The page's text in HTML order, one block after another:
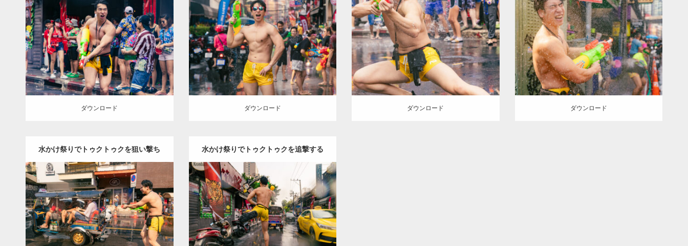
2023.05.20
Category:ソンクランのマッチョ in バ
ンコク(タイ) オレンジの人 SOSUKE バ
ンコク(タイ)
ダウンロード
ダウンロード
型写真)
Update:2023.05.20
Category:ソンクランのマッチョ in バ
ンコク(タイ) オレンジの人 SOSUKE 大
胸筋 バンコク(タイ)
ダウンロード
ダウンロード
型写真)
Update:2023.05.20
Category:ソンクランのマッチョ in バ
ンコク(タイ)
オレンジの人 SOSUKE バ
ンコク(タイ)
ダウンロード
ダウンロード
Update:2023.05.20
Category:ソンクランのマッチョ in バ
ンコク(タイ) オレンジの人 SOSUKE 大
胸筋 バンコク(タイ)
ダウンロード
ダウンロード
水かけ祭りでトゥクトゥクを狙い撃ち
するマッチョ
Update:2023.05.20
Category:ソンクランのマッチョ in バ
ンコク(タイ) オレンジの人 SOSUKE バ
ンコク(タイ)
ダウンロード
水かけ祭りでトゥクトゥクを追撃する
マッチョ
Update:2023.05.20
Category:ソンクランのマッチョ in バ
ンコク(タイ) オレンジの人 SOSUKE 背
中 バンコク(タイ)
ダウンロード